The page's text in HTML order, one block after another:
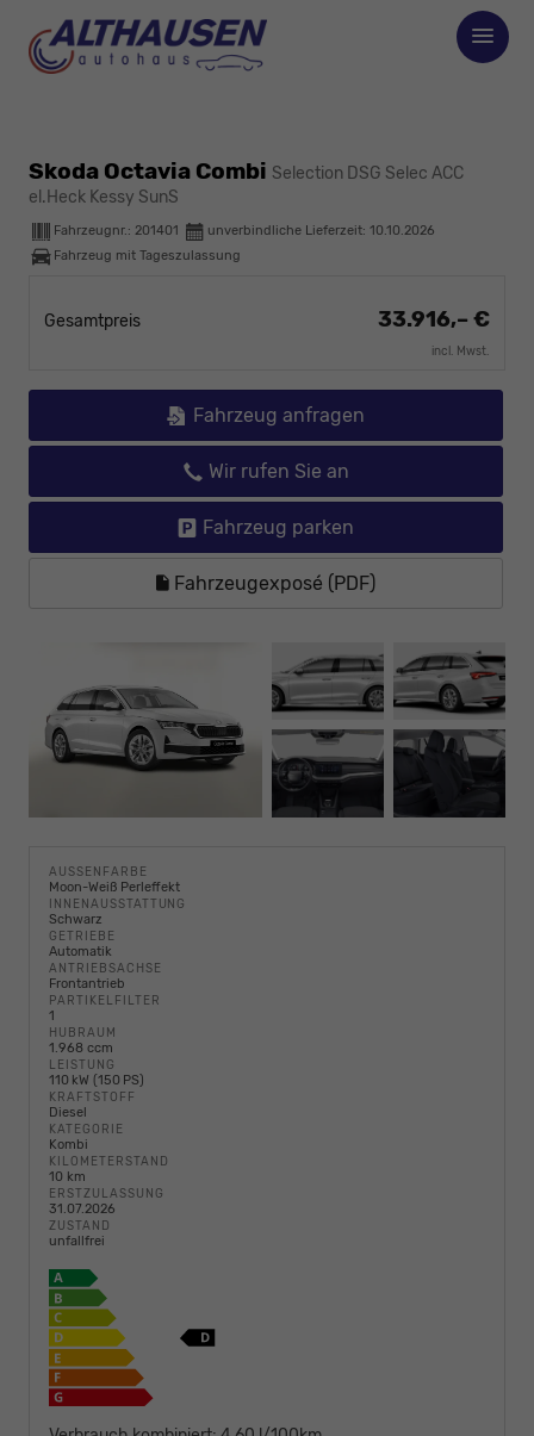
Skoda Octavia Combi Selection DSG Selec ACC
el.Heck Kessy SunS
Fahrzeugnr.: 201401 unverbindliche Lieferzeit: 10.10.2026
Fahrzeug mit Tageszulassung
Gesamtpreis 33.916,– €
incl. Mwst.
Fahrzeug anfragen
Wir rufen Sie an
Fahrzeug parken
Fahrzeugexposé (PDF)
AUSSENFARBE
Moon-Weiß Perleffekt
INNENAUSSTATTUNG
Schwarz
GETRIEBE
Automatik
ANTRIEBSACHSE
Frontantrieb
PARTIKELFILTER
1
HUBRAUM
1.968 ccm
LEISTUNG
110 kW (150 PS)
KRAFTSTOFF
Diesel
KATEGORIE
Kombi
KILOMETERSTAND
10 km
ERSTZULASSUNG
31.07.2026
ZUSTAND
unfallfrei